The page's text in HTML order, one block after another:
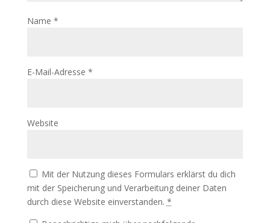
Name *
E-Mail-Adresse *
Website
Mit der Nutzung dieses Formulars erklärst du dich
mit der Speicherung und Verarbeitung deiner Daten
durch diese Website einverstanden. *